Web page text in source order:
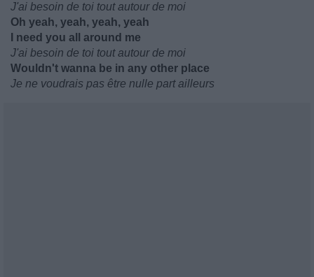
J'ai besoin de toi tout autour de moi
Oh yeah, yeah, yeah, yeah
I need you all around me
J'ai besoin de toi tout autour de moi
Wouldn't wanna be in any other place
Je ne voudrais pas être nulle part ailleurs